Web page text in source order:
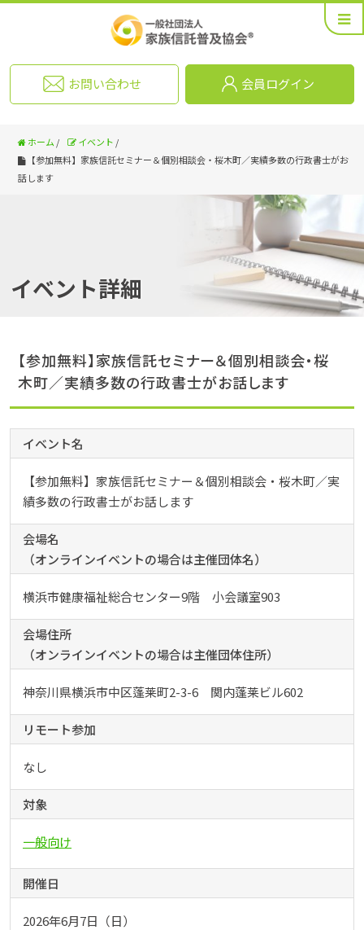
お問い合わせ 会員ログイン
ホーム / イベント /
【参加無料】家族信託セミナー＆個別相談会・桜木町／実績多数の行政書士がお
話します
イベント詳細
【参加無料】家族信託セミナー＆個別相談会・桜
木町／実績多数の行政書士がお話します
イベント名
【参加無料】家族信託セミナー＆個別相談会・桜木町／実
績多数の行政書士がお話します
会場名
（オンラインイベントの場合は主催団体名）
横浜市健康福祉総合センター9階 小会議室903
会場住所
（オンラインイベントの場合は主催団体住所）
神奈川県横浜市中区蓬莱町2-3-6 関内蓬莱ビル602
リモート参加
なし
対象
一般向け
開催日
2026年6月7日（日）